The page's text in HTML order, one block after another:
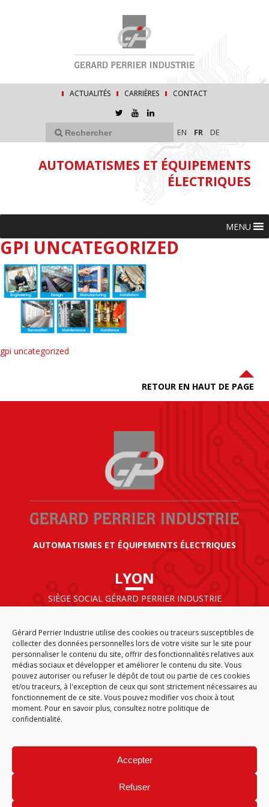
Gérard Perrier Industrie utilise des cookies ou traceurs susceptibles de
collecter des données personnelles lors de votre visite sur le site pour
personnaliser le contenu du site, offrir des fonctionnalités relatives aux
médias sociaux et développer et améliorer le contenu du site. Vous
pouvez autoriser ou refuser le dépôt de tout ou partie de ces cookies
et/ou traceurs, à l'exception de ceux qui sont strictement nécessaires au
fonctionnement de ce site. Vous pouvez modifier vos choix à tout
moment. Pour en savoir plus, consultez notre politique de
confidentialité.
Accepter
Refuser
ACTUALITÉS CARRIÈRES CONTACT
EN FR DE
AUTOMATISMES ET ÉQUIPEMENTS
ÉLECTRIQUES
MENU
GPI UNCATEGORIZED
gpi uncategorized
RETOUR EN HAUT DE PAGE
AUTOMATISMES ET ÉQUIPEMENTS ÉLECTRIQUES
LYON
SIÈGE SOCIAL GÉRARD PERRIER INDUSTRIE
69125 LYON AÉROPORT SAINT EXUPÉRY
FRANCE
ACCUEIL CGA PLAN DU SITE
MENTIONS LÉGALES
DONNÉES PERSONNELLES
GÉRARD PERRIER INDUSTRIE – TOUS DROITS RÉSERVÉS